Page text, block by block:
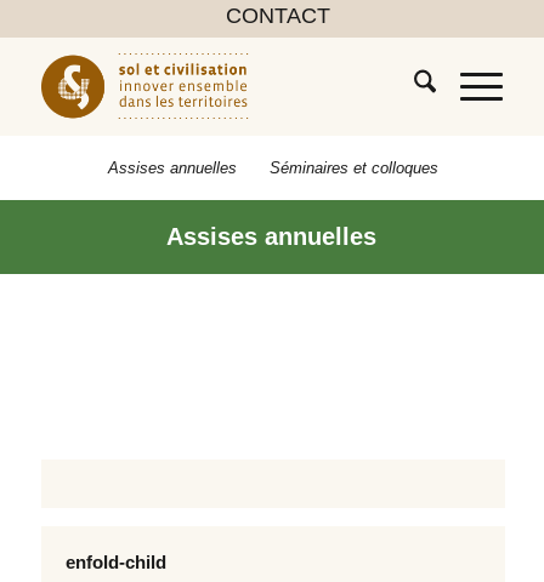
CONTACT
Assises annuelles Séminaires et colloques
Assises annuelles
enfold-child